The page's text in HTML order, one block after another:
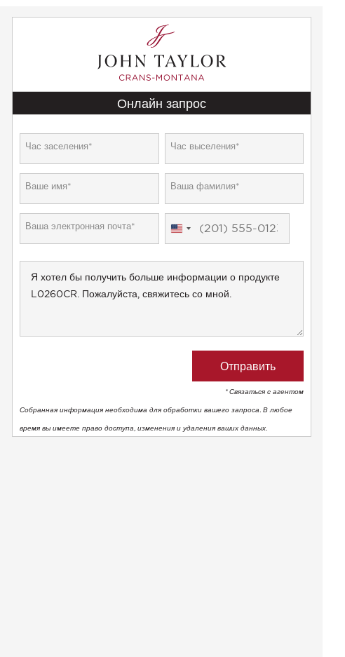
Онлайн запрос
United
* Связаться с агентом
Собранная информация необходима для обработки вашего запроса. В любое
время вы имеете право доступа, изменения и удаления ваших данных.